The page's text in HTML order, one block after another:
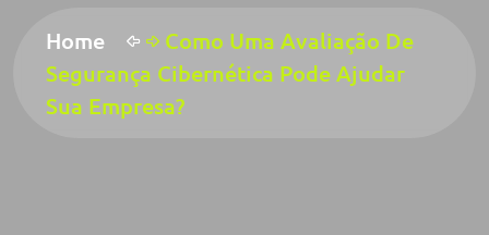
Home
Como Uma Avaliação De
Segurança Cibernética Pode Ajudar
Sua Empresa?